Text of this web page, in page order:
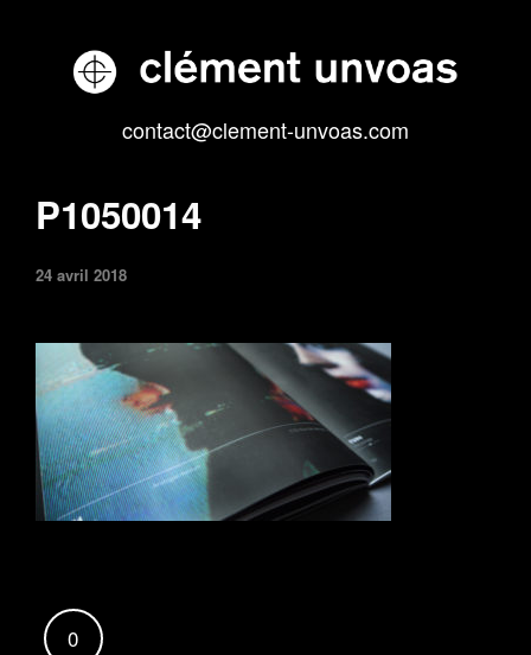
contact@clement-unvoas.com
P1050014
24 avril 2018
0